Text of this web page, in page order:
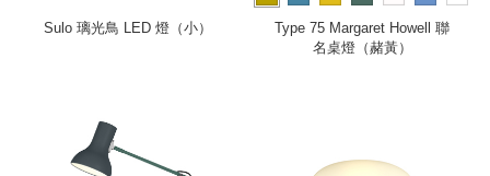
Sulo 璃光鳥 LED 燈（小） more
Type 75 Margaret Howell 聯
名桌燈（赭黃）